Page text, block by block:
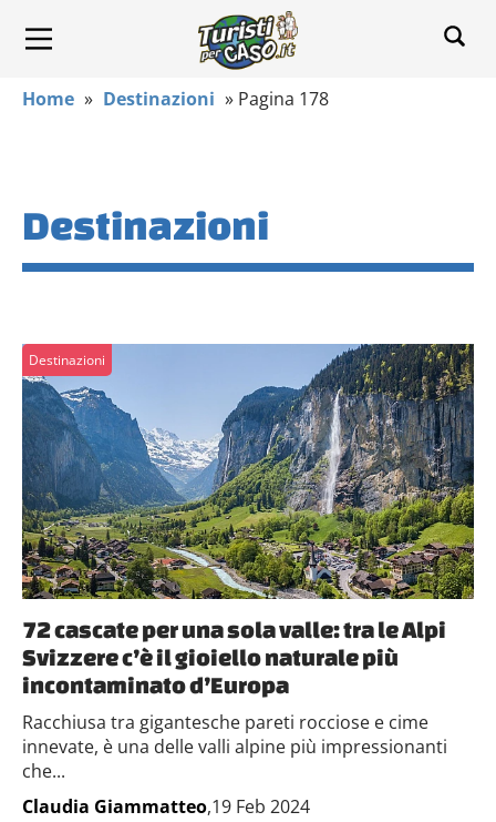
Home » Destinazioni » Pagina 178
Destinazioni
Destinazioni
72 cascate per una sola valle: tra le Alpi
Svizzere c’è il gioiello naturale più
incontaminato d’Europa
Racchiusa tra gigantesche pareti rocciose e cime
innevate, è una delle valli alpine più impressionanti
che...
Claudia Giammatteo,19 Feb 2024